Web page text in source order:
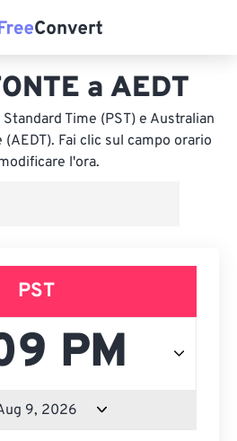
a AEDT
Time (PST) e Australian
Fai clic sul campo orario
l'ora.
PST